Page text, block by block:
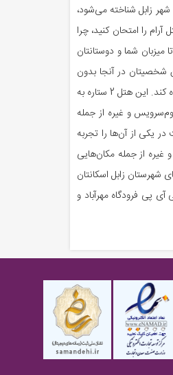
زابل شناخته می‌شود،
هتل آرام را امتحان کنید، چرا
شما و دوستانتان
شخصیتان در آنجا بدون
داشتن هیچ گونه نگرانی می‌توانید استراحت کنید. از دیگر هتل های شهر زابل می‌توان به هتل لاله نیمروز اشاره کرد که تمام سعی خود را کرده است تا هر آنچه که احتیاج دارید را برآورده کند. این هتل 2 ستاره به
و غیره از جمله
یکی از آن‌ها را تجربه
غیره از جمله مکان‌هایی
زابل اسکانتان
پی فرودگاه مهرآباد و